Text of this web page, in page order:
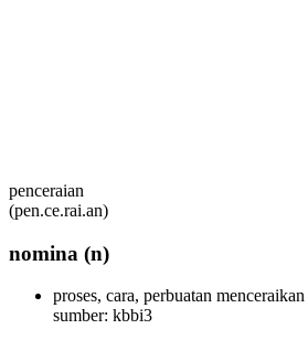
penceraian
(pen.ce.rai.an)
nomina (n)
proses, cara, perbuatan menceraikan
sumber: kbbi3